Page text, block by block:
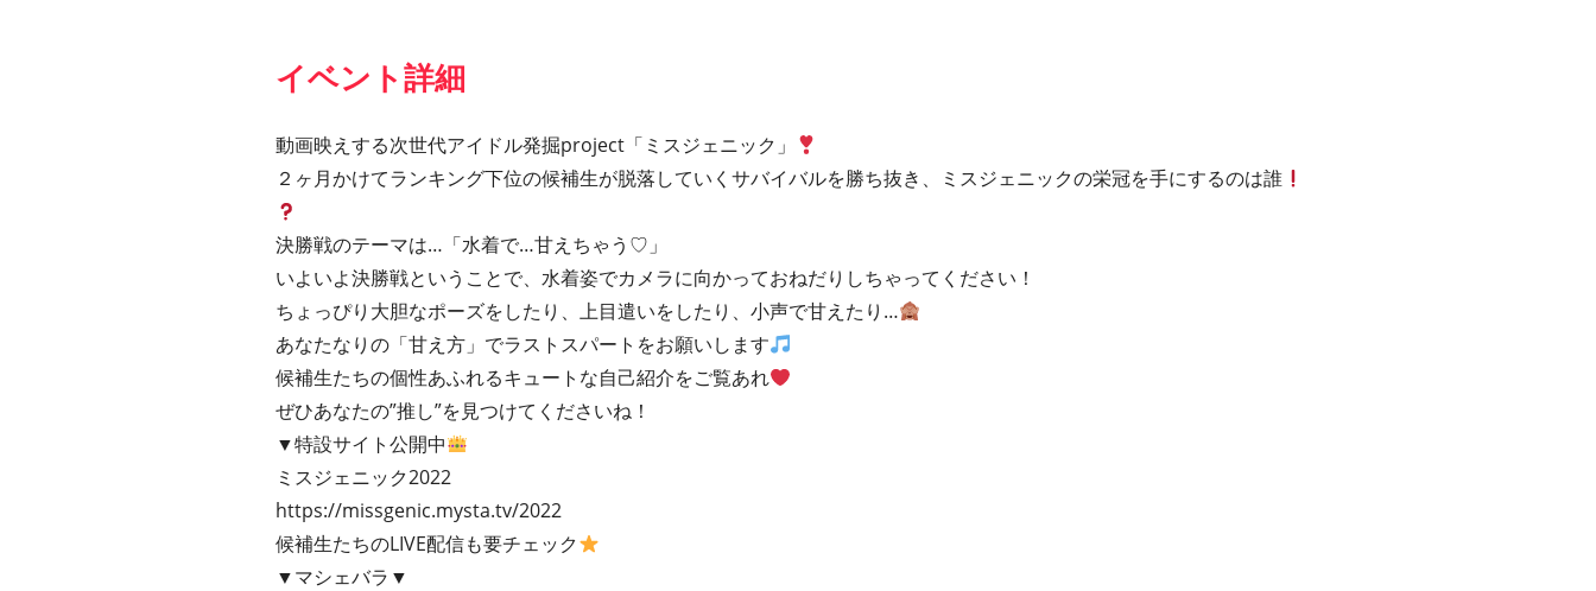
イベント詳細
動画映えする次世代アイドル発掘project「ミスジェニック」
２ヶ月かけてランキング下位の候補生が脱落していくサバイバルを勝ち抜き、ミスジェニックの栄冠を手にするのは誰
決勝戦のテーマは…「水着で…甘えちゃう♡」
いよいよ決勝戦ということで、水着姿でカメラに向かっておねだりしちゃってください！
ちょっぴり大胆なポーズをしたり、上目遣いをしたり、小声で甘えたり…
あなたなりの「甘え方」でラストスパートをお願いします
候補生たちの個性あふれるキュートな自己紹介をご覧あれ
ぜひあなたの”推し”を見つけてくださいね！
▼特設サイト公開中
ミスジェニック2022
https://missgenic.mysta.tv/2022
候補生たちのLIVE配信も要チェック
▼マシェバラ▼